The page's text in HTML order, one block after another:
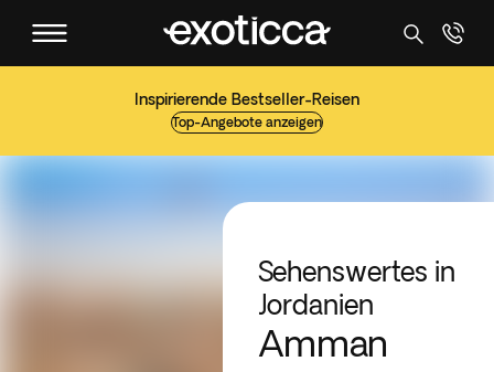
Inspirierende Bestseller-Reisen
Top-Angebote anzeigen
Sehenswertes in
Jordanien
Amman